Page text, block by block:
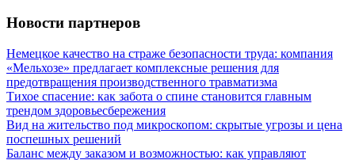
Новости партнеров
Немецкое качество на страже безопасности труда: компания
«Мельхозе» предлагает комплексные решения для
предотвращения производственного травматизма
Тихое спасение: как забота о спине становится главным
трендом здоровьесбережения
Вид на жительство под микроскопом: скрытые угрозы и цена
поспешных решений
Баланс между заказом и возможностью: как управляют